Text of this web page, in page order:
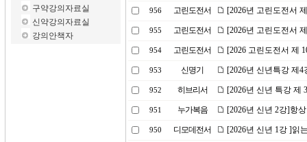
구약강의자료실
신약강의자료실
강의안책자
956 고린도전서 [2026년 고린도전서
955 고린도전서 [2026년 고린도전서
954 고린도전서 [2026 고린도전서 제
953 신명기 [2026년 신년특강 제
952 히브리서 [2026년 신년 특강 제
951 누가복음 [2026년 신년 2강]항
950 디모데전서 [2026년 신년 1강 ]읽